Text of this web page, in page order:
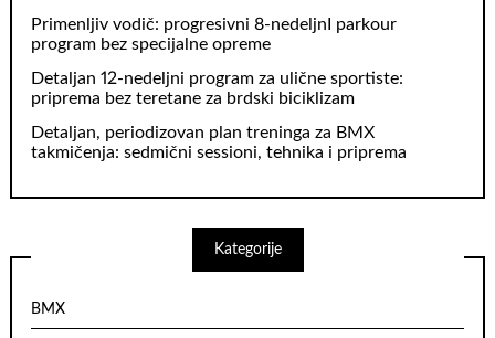
Primenljiv vodič: progresivni 8‑nedeljnI parkour
program bez specijalne opreme
Detaljan 12-nedeljni program za ulične sportiste:
priprema bez teretane za brdski biciklizam
Detaljan, periodizovan plan treninga za BMX
takmičenja: sedmični sessioni, tehnika i priprema
Kategorije
BMX